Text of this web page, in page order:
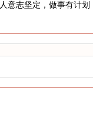
意志坚定，做事有计